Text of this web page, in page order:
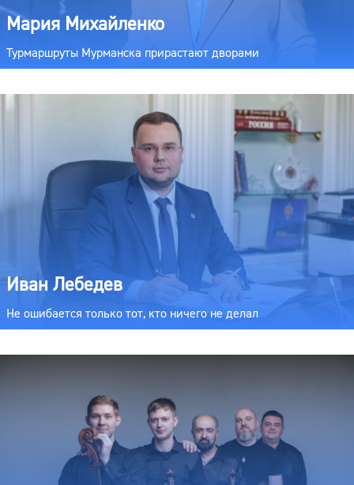
Мария Михайленко
Турмаршруты Мурманска прирастают дворами
Иван Лебедев
Не ошибается только тот, кто ничего не делал